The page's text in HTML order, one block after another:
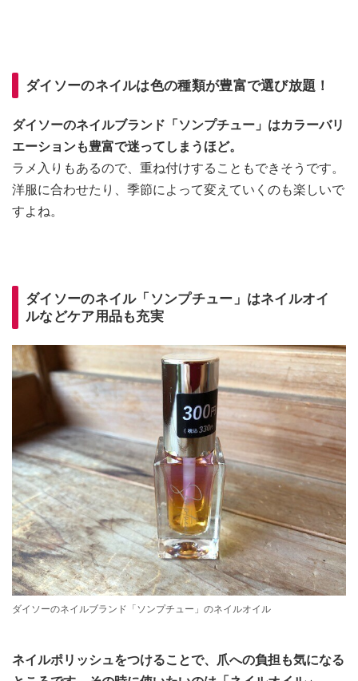
ダイソーのネイルは色の種類が豊富で選び放題！
ダイソーのネイルブランド「ソンプチュー」はカラーバリ
エーションも豊富で迷ってしまうほど。
ラメ入りもあるので、重ね付けすることもできそうです。
洋服に合わせたり、季節によって変えていくのも楽しいで
すよね。
ダイソーのネイル「ソンプチュー」はネイルオイ
ルなどケア用品も充実
ダイソーのネイルブランド「ソンプチュー」のネイルオイル
ネイルポリッシュをつけることで、爪への負担も気になる